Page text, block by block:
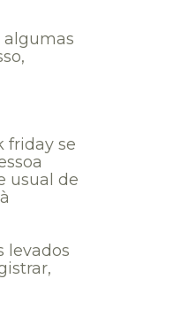
algumas
friday se
usual de
levados